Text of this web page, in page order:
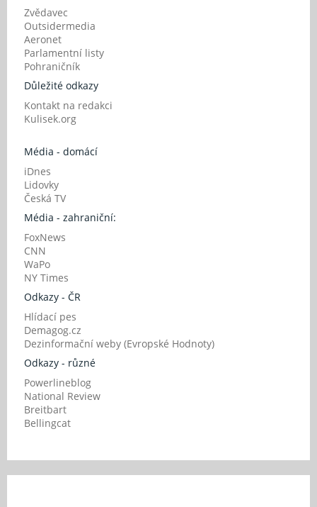
Zvědavec
Outsidermedia
Aeronet
Parlamentní listy
Pohraničník
Důležité odkazy
Kontakt na redakci
Kulisek.org
Média - domácí
iDnes
Lidovky
Česká TV
Média - zahraniční:
FoxNews
CNN
WaPo
NY Times
Odkazy - ČR
Hlídací pes
Demagog.cz
Dezinformační weby (Evropské Hodnoty)
Odkazy - různé
Powerlineblog
National Review
Breitbart
Bellingcat